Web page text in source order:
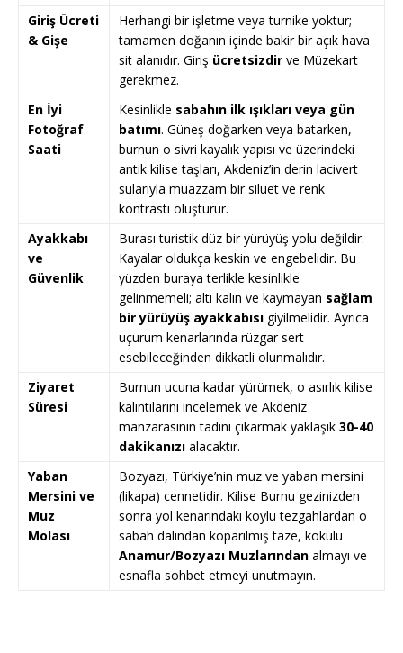
Giriş Ücreti
& Gişe
Herhangi bir işletme veya turnike yoktur;
tamamen doğanın içinde bakir bir açık hava
sit alanıdır. Giriş ücretsizdir ve Müzekart
gerekmez.
En İyi
Fotoğraf
Saati
Kesinlikle sabahın ilk ışıkları veya gün
batımı. Güneş doğarken veya batarken,
burnun o sivri kayalık yapısı ve üzerindeki
antik kilise taşları, Akdeniz’in derin lacivert
sularıyla muazzam bir siluet ve renk
kontrastı oluşturur.
Ayakkabı
ve
Güvenlik
Burası turistik düz bir yürüyüş yolu değildir.
Kayalar oldukça keskin ve engebelidir. Bu
yüzden buraya terlikle kesinlikle
gelinmemeli; altı kalın ve kaymayan sağlam
bir yürüyüş ayakkabısı giyilmelidir. Ayrıca
uçurum kenarlarında rüzgar sert
esebileceğinden dikkatli olunmalıdır.
Ziyaret
Süresi
Burnun ucuna kadar yürümek, o asırlık kilise
kalıntılarını incelemek ve Akdeniz
manzarasının tadını çıkarmak yaklaşık 30-40
dakikanızı alacaktır.
Yaban
Mersini ve
Muz
Molası
Bozyazı, Türkiye’nin muz ve yaban mersini
(likapa) cennetidir. Kilise Burnu gezinizden
sonra yol kenarındaki köylü tezgahlardan o
sabah dalından koparılmış taze, kokulu
Anamur/Bozyazı Muzlarından almayı ve
esnafla sohbet etmeyi unutmayın.